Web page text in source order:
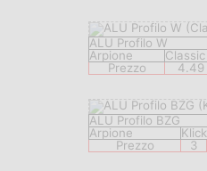
ALU Profilo W
Arpione
Classic
Prezzo
4.49
ALU Profilo BZG
Arpione
Klick
Prezzo
3